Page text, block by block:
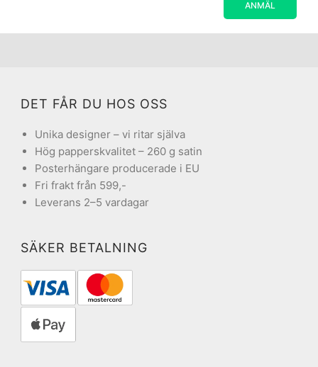
DET FÅR DU HOS OSS
Unika designer – vi ritar själva
Hög papperskvalitet – 260 g satin
Posterhängare producerade i EU
Fri frakt från 599,-
Leverans 2–5 vardagar
SÄKER BETALNING